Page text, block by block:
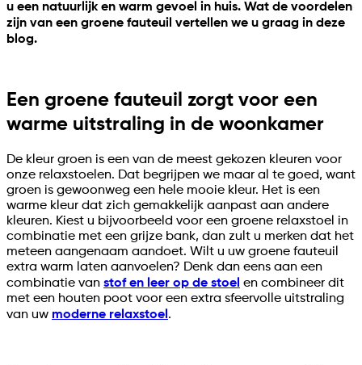
u een natuurlijk en warm gevoel in huis. Wat de voordelen
zijn van een groene fauteuil vertellen we u graag in deze
blog.
Een groene fauteuil zorgt voor een
warme uitstraling in de woonkamer
De kleur groen is een van de meest gekozen kleuren voor
onze relaxstoelen. Dat begrijpen we maar al te goed, want
groen is gewoonweg een hele mooie kleur. Het is een
warme kleur dat zich gemakkelijk aanpast aan andere
kleuren. Kiest u bijvoorbeeld voor een groene relaxstoel in
combinatie met een grijze bank, dan zult u merken dat het
meteen aangenaam aandoet. Wilt u uw groene fauteuil
extra warm laten aanvoelen? Denk dan eens aan een
combinatie van stof en leer op de stoel en combineer dit
met een houten poot voor een extra sfeervolle uitstraling
van uw moderne relaxstoel .